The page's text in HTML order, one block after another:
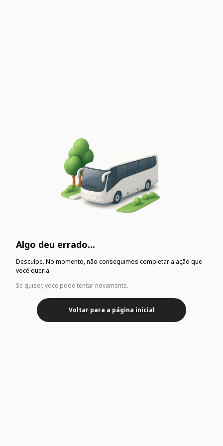
Algo deu errado...
Desculpe. No momento, não conseguimos completar a ação que
você queria.
Se quiser, você pode tentar novamente.
Voltar para a página inicial